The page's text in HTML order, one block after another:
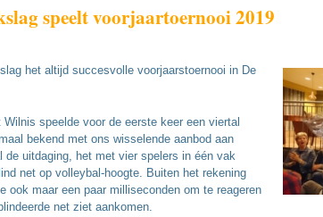
speelt voorjaartoernooi 2019
het altijd succesvolle voorjaarstoernooi in De
speelde voor de eerste keer een viertal
bekend met ons wisselende aanbod aan
uitdaging, het met vier spelers in één vak
net op volleybal-hoogte. Buiten het rekening
ook maar een paar milliseconden om te reageren
net ziet aankomen.